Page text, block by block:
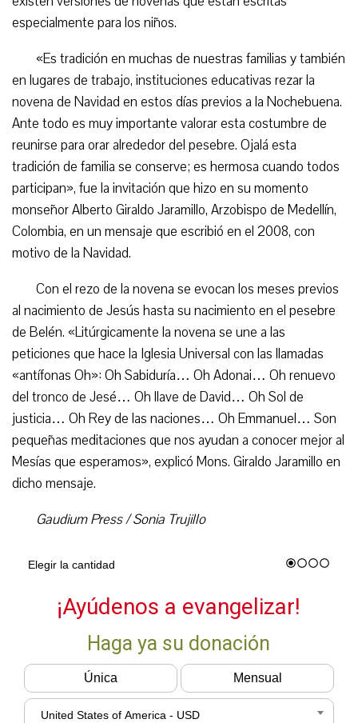
especialmente para los niños.
«Es tradición en muchas de nuestras familias y también
en lugares de trabajo, instituciones educativas rezar la
novena de Navidad en estos días previos a la Nochebuena.
Ante todo es muy importante valorar esta costumbre de
reunirse para orar alrededor del pesebre. Ojalá esta
tradición de familia se conserve; es hermosa cuando todos
participan», fue la invitación que hizo en su momento
monseñor Alberto Giraldo Jaramillo, Arzobispo de Medellín,
Colombia, en un mensaje que escribió en el 2008, con
motivo de la Navidad.
Con el rezo de la novena se evocan los meses previos
al nacimiento de Jesús hasta su nacimiento en el pesebre
de Belén. «Litúrgicamente la novena se une a las
peticiones que hace la Iglesia Universal con las llamadas
«antífonas Oh»: Oh Sabiduría… Oh Adonai… Oh renuevo
del tronco de Jesé… Oh llave de David… Oh Sol de
justicia… Oh Rey de las naciones… Oh Emmanuel… Son
pequeñas meditaciones que nos ayudan a conocer mejor al
Mesías que esperamos», explicó Mons. Giraldo Jaramillo en
dicho mensaje.
Gaudium Press / Sonia Trujillo